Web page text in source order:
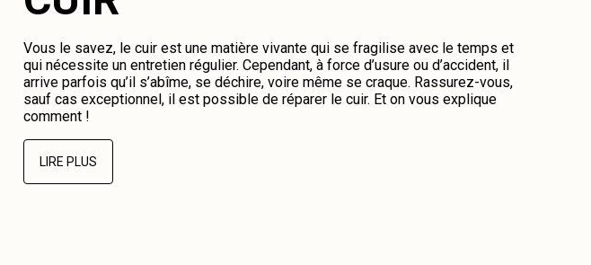
Vous le savez, le cuir est une matière vivante qui se fragilise avec le temps et
qui nécessite un entretien régulier. Cependant, à force d’usure ou d’accident, il
arrive parfois qu’il s’abîme, se déchire, voire même se craque. Rassurez-vous,
sauf cas exceptionnel, il est possible de réparer le cuir. Et on vous explique
comment !
LIRE PLUS